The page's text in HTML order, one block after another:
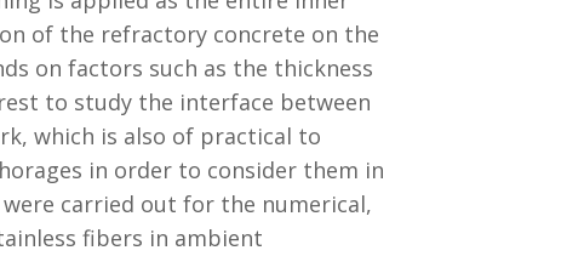
of the refractory concrete on the
on factors such as the thickness
to study the interface between
which is also of practical to
in order to consider them in
carried out for the numerical,
fibers in ambient